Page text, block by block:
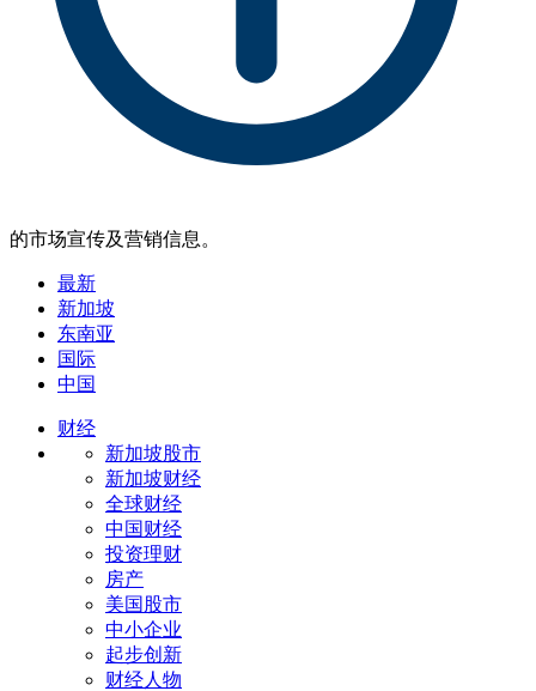
的市场宣传及营销信息。
最新
新加坡
东南亚
国际
中国
财经
新加坡股市
新加坡财经
全球财经
中国财经
投资理财
房产
美国股市
中小企业
起步创新
财经人物